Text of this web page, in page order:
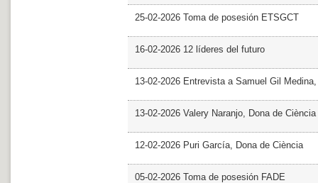
25-02-2026 Toma de posesión ETSGCT
16-02-2026 12 líderes del futuro
13-02-2026 Entrevista a Samuel Gil
13-02-2026 Valery Naranjo, Dona de Ciència
12-02-2026 Puri García, Dona de Ciència
05-02-2026 Toma de posesión FADE